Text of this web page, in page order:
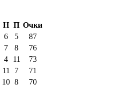
Н П Очки
6 5
87
7 8
76
4 11
73
11 7
71
10 8
70